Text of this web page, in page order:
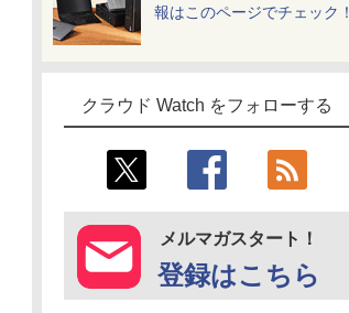
報はこのページでチェック！
クラウド Watch をフォローする
メルマガスタート！
登録はこちら